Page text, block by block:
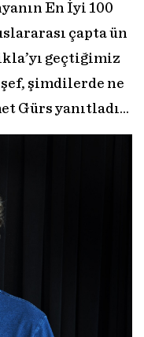
En İyi 100
çapta ün
geçtiğimiz
şef, şimdilerde ne
Gürs yanıtladı…